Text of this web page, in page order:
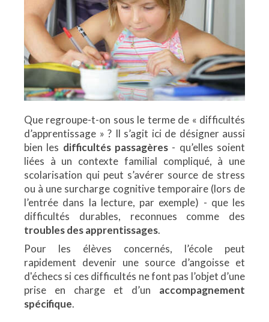
Que regroupe-t-on sous le terme de « difficultés
d’apprentissage » ? Il s’agit ici de désigner aussi
bien les difficultés passagères - qu’elles soient
liées à un contexte familial compliqué, à une
scolarisation qui peut s’avérer source de stress
ou à une surcharge cognitive temporaire (lors de
l’entrée dans la lecture, par exemple) - que les
difficultés durables, reconnues comme des
troubles des apprentissages.
Pour les élèves concernés, l’école peut
rapidement devenir une source d’angoisse et
d'échecs si ces difficultés ne font pas l’objet d’une
prise en charge et d’un accompagnement
spécifique.